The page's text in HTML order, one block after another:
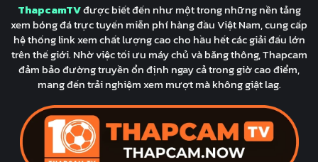
ThapcamTVđược biết đến như một trong những nền tảng
xem bóng đá trực tuyến miễn phí hàng đầu Việt Nam, cung cấp
hệ thống link xem chất lượng cao cho hầu hết các giải đấu lớn
trên thế giới. Nhờ việc tối ưu máy chủ và băng thông, Thapcam
đảm bảo đường truyền ổn định ngay cả trong giờ cao điểm,
mang đến trải nghiệm xem mượt mà không giật lag.